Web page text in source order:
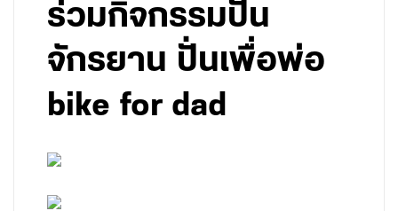
ร่วมกิจกรรมปั่น
จักรยาน ปั่นเพื่อพ่อ
bike for dad